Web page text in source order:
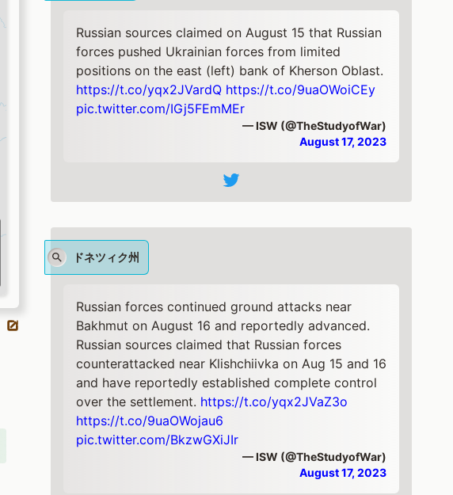
Russian sources claimed on August 15 that Russian
forces pushed Ukrainian forces from limited
positions on the east (left) bank of Kherson Oblast.
https://t.co/yqx2JVardQ https://t.co/9uaOWoiCEy
pic.twitter.com/IGj5FEmMEr
— ISW (@TheStudyofWar)
August 17, 2023
ドネツィク州
Russian forces continued ground attacks near
Bakhmut on August 16 and reportedly advanced.
Russian sources claimed that Russian forces
counterattacked near Klishchiivka on Aug 15 and 16
and have reportedly established complete control
over the settlement. https://t.co/yqx2JVaZ3o
https://t.co/9uaOWojau6
pic.twitter.com/BkzwGXiJIr
— ISW (@TheStudyofWar)
August 17, 2023